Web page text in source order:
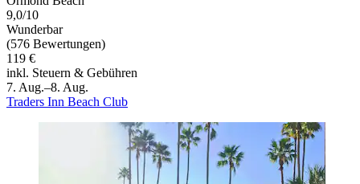
9,0/10
Wunderbar
(576 Bewertungen)
119 €
inkl. Steuern & Gebühren
7. Aug.–8. Aug.
Traders Inn Beach Club